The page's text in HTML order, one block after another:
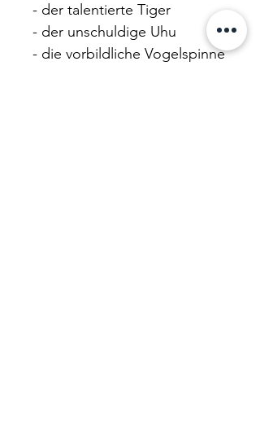
- der talentierte Tiger
- der unschuldige Uhu
- die vorbildliche Vogelspinne